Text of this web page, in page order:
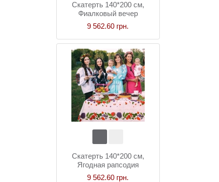
Скатерть 140*200 см,
Фиалковый вечер
9 562.60 грн.
Скатерть 140*200 см,
Ягодная рапсодия
9 562.60 грн.